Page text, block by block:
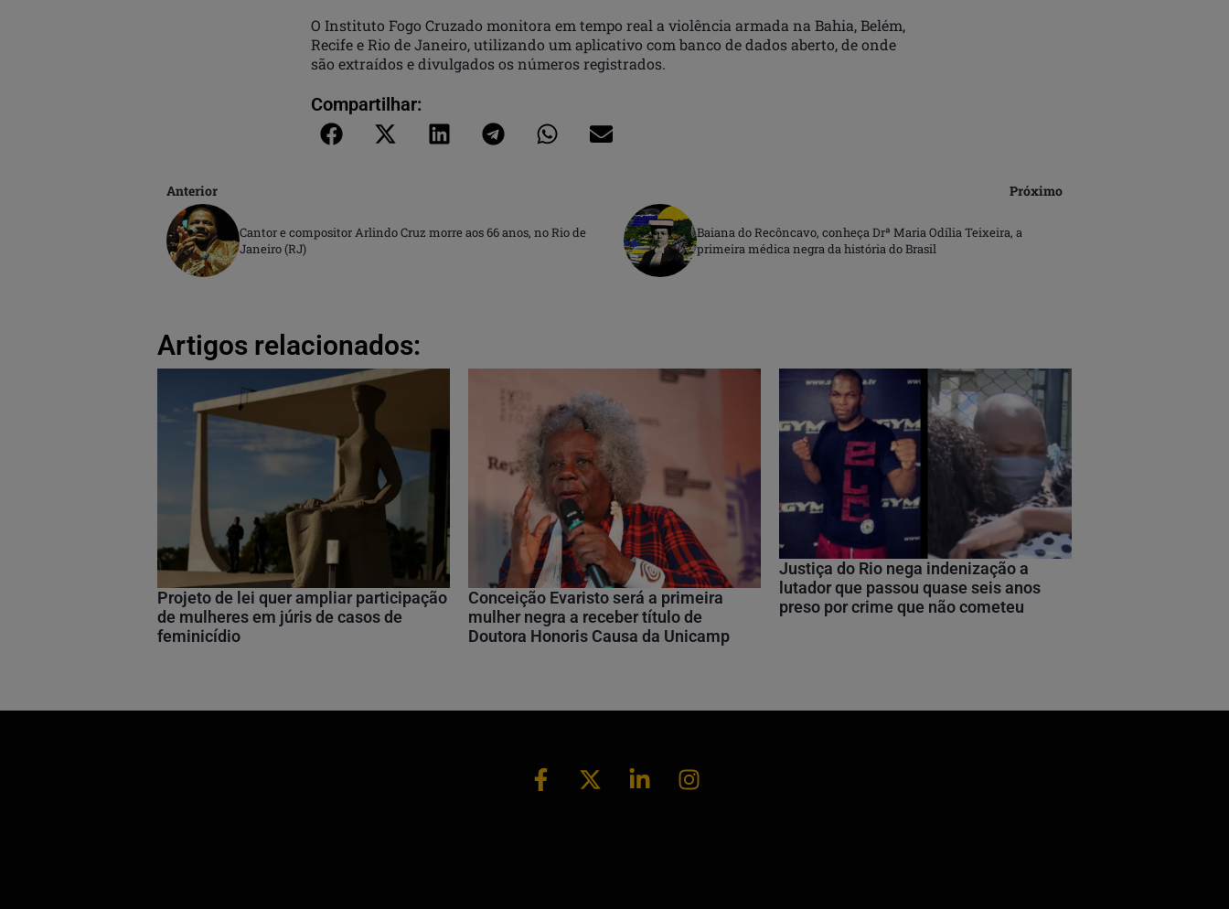
O Instituto Fogo Cruzado monitora em tempo real a violência armada na Bahia, Belém,
Recife e Rio de Janeiro, utilizando um aplicativo com banco de dados aberto, de onde
são extraídos e divulgados os números registrados.
Compartilhar:
Anterior
Cantor e compositor Arlindo Cruz morre aos 66 anos, no Rio de
Janeiro (RJ)
Próximo
Baiana do Recôncavo, conheça Drª Maria Odília Teixeira, a
primeira médica negra da história do Brasil
Artigos relacionados:
Projeto de lei quer ampliar participação
de mulheres em júris de casos de
feminicídio
Conceição Evaristo será a primeira
mulher negra a receber título de
Doutora Honoris Causa da Unicamp
Justiça do Rio nega indenização a
lutador que passou quase seis anos
preso por crime que não cometeu